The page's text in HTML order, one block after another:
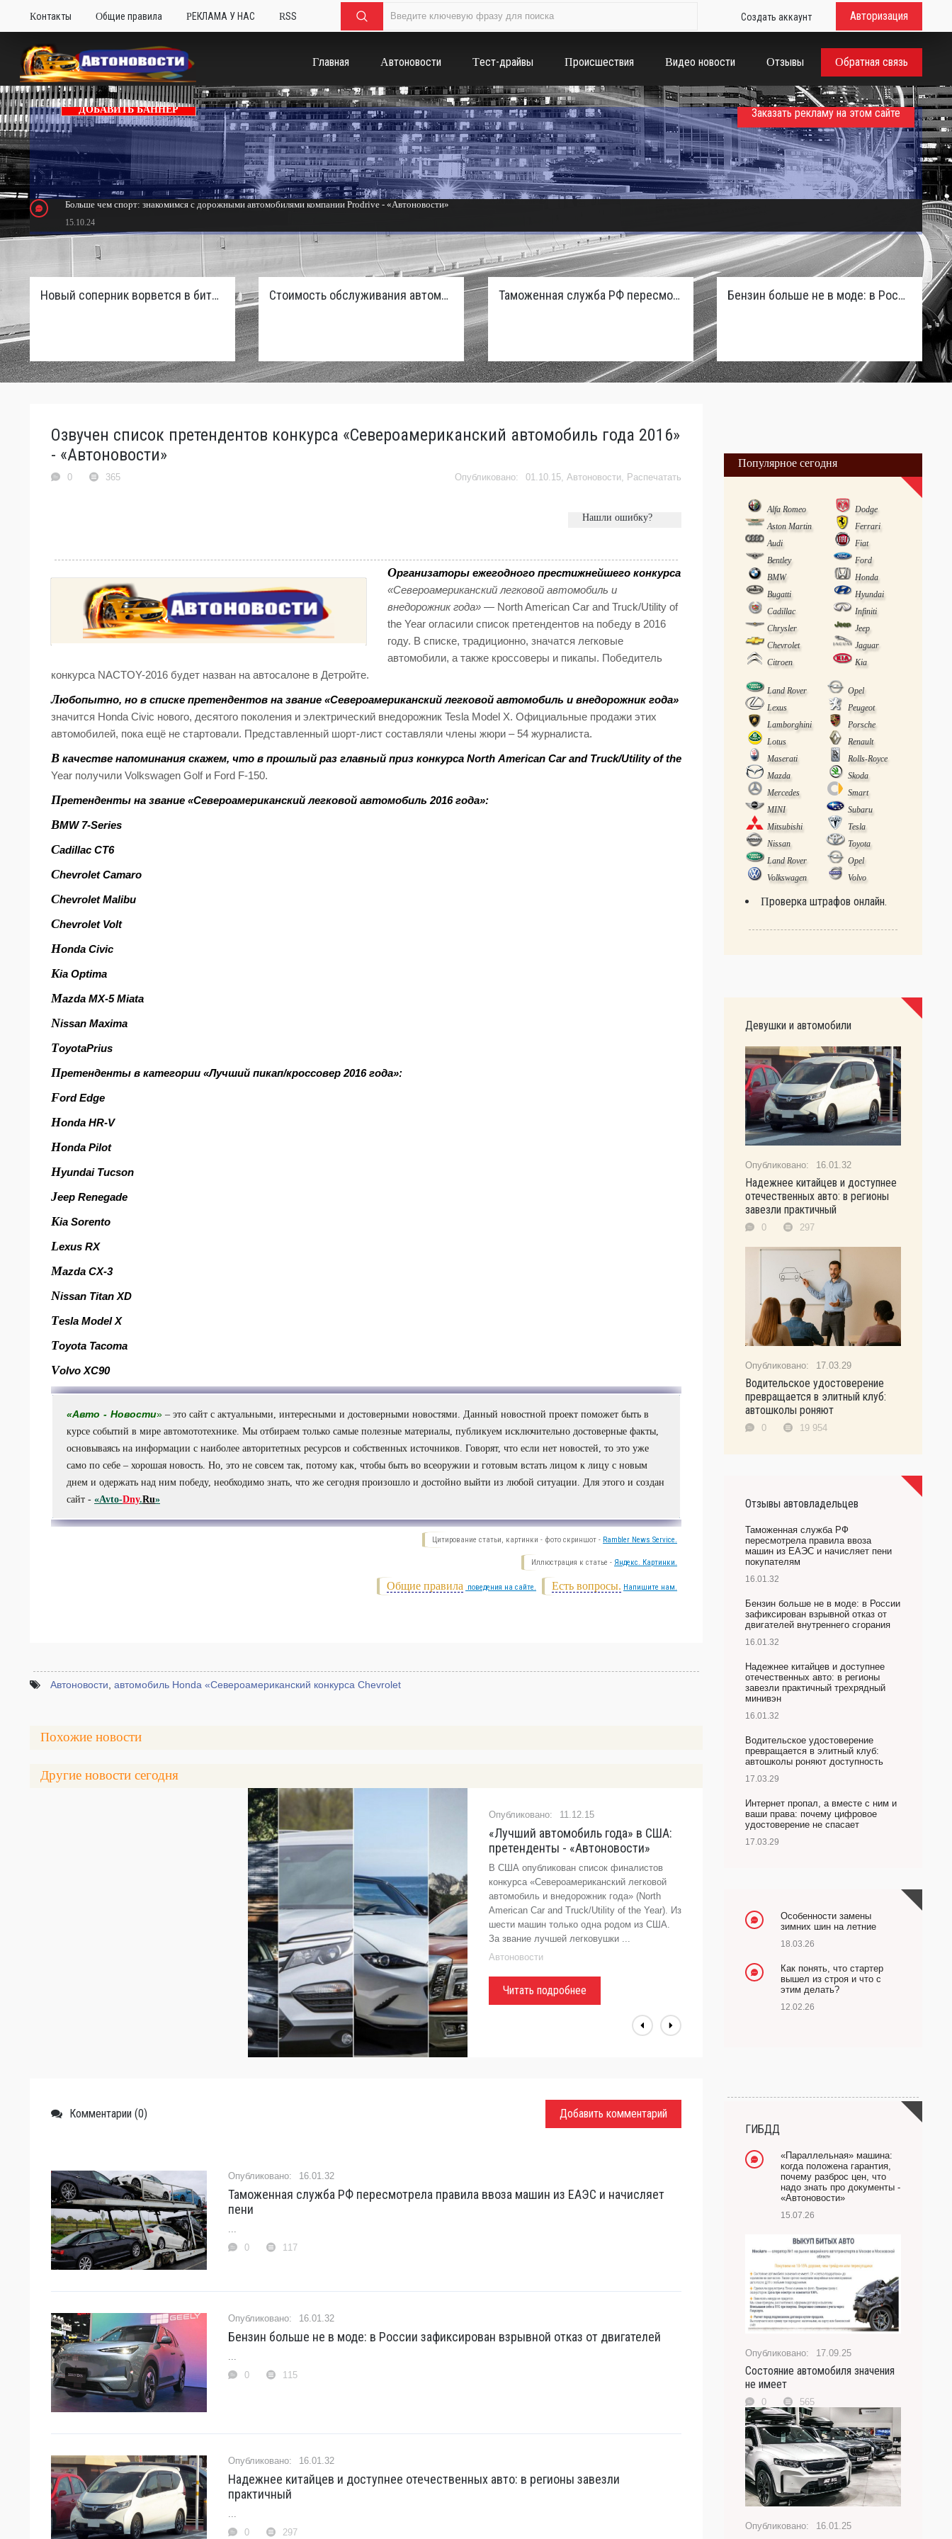
Контакты Общие правила РЕКЛАМА У НАС RSS Создать аккаунт Авторизация
Главная Автоновости Тест-драйвы Происшествия Видео новости Отзывы Обратная связь
ДОБАВИТЬ БАННЕР
Больше чем спорт: знакомимся с дорожными автомобилями компании Prodrive - «Автоновости»
15.10.24
Тюнинг Mitsubishi Eclipse. Самый быстрый передний привод России с бензиновым мотором - «Тюнинг и автоспорт»
Заказать рекламу на этом сайте
Новый соперник ворвется в битву пикапов: Sinotruk S7 с дизелем и 4×4 готовят к старту в России Стоимость обслуживания автомобилей в России вырастет из-за дефицита кадров Таможенная служба РФ пересмотрела правила ввоза машин из ЕАЭС и начисляет пени покупателям Бензин больше не в моде: в России зафиксирован взрывной отказ от двигателей внутреннего сгорания
Озвучен список претендентов конкурса «Североамериканский автомобиль года 2016»
- «Автоновости»
01.10.15, Автоновости, Распечатать
0 365
Нашли ошибку?
Организаторы ежегодного престижнейшего конкурса
«Североамериканский легковой автомобиль и
внедорожник года» — North American Car and Truck/Utility of
the Year огласили список претендентов на победу в 2016
году. В списке, традиционно, значатся легковые
автомобили, а также кроссоверы и пикапы. Победитель
конкурса NACTOY-2016 будет назван на автосалоне в Детройте.
Любопытно, но в списке претендентов на звание «Североамериканский легковой автомобиль и внедорожник года»
значится Honda Civic нового, десятого поколения и электрический внедорожник Tesla Model X. Официальные продажи этих
автомобилей, пока ещё не стартовали. Представленный шорт-лист составляли члены жюри – 54 журналиста.
В качестве напоминания скажем, что в прошлый раз главный приз конкурса North American Car and Truck/Utility of the
Year получили Volkswagen Golf и Ford F-150.
Претенденты на звание «Североамериканский легковой автомобиль 2016 года»:
BMW 7-Series
Cadillac CT6
Chevrolet Camaro
Chevrolet Malibu
Chevrolet Volt
Honda Civic
Kia Optima
Mazda MX-5 Miata
Nissan Maxima
ToyotaPrius
Претенденты в категории «Лучший пикап/кроссовер 2016 года»:
Ford Edge
Honda HR-V
Honda Pilot
Hyundai Tucson
Jeep Renegade
Kia Sorento
Lexus RX
Mazda CX-3
Nissan Titan XD
Tesla Model X
Toyota Tacoma
Volvo XC90
«Авто -Новости» – это сайт с актуальными, интересными и достоверными новостями. Данный новостной проект поможет быть в
курсе событий в мире автомототехнике. Мы отбираем только самые полезные материалы, публикуем исключительно достоверные факты,
основываясь на информации с наиболее авторитетных ресурсов и собственных источников. Говорят, что если нет новостей, то это уже
само по себе – хорошая новость. Но, это не совсем так, потому как, чтобы быть во всеоружии и готовым встать лицом к лицу с новым
днем и одержать над ним победу, необходимо знать, что же сегодня произошло и достойно выйти из любой ситуации. Для этого и создан
сайт - «Avto-Dny.Ru»
Цитирование статьи, картинки - фото скриншот - Rambler News Service.
Иллюстрация к статье - Яндекс. Картинки.
Есть вопросы. Напишите нам.
Общие правила поведения на сайте.
Автоновости автомобиль Honda «Североамериканский конкурса Chevrolet
Похожие новости
Другие новости сегодня
11.12.15
«Лучший автомобиль года» в США:
претенденты - «Автоновости»
В США опубликован список финалистов
конкурса «Североамериканский легковой
автомобиль и внедорожник года» (North
American Car and Truck/Utility of the Year). Из
шести машин только одна родом из США.
За звание лучшей легковушки ...
Автоновости
Читать подробнее
Комментарии (0) Добавить комментарий
16.01.32
Таможенная служба РФ пересмотрела правила ввоза машин из ЕАЭС и начисляет
пени
...
0
117
16.01.32
Бензин больше не в моде: в России зафиксирован взрывной отказ от двигателей
...
0
115
16.01.32
Надежнее китайцев и доступнее отечественных авто: в регионы завезли
практичный
...
0
297
Популярное сегодня
Alfa Romeo
Dodge
Aston Martin
Ferrari
Audi
Fiat
Bentley
Ford
BMW
Honda
Bugatti
Hyundai
Cadillac
Infiniti
Chrysler
Jeep
Chevrolet
Jaguar
Citroen
Kia
Land Rover
Opel
Lexus
Peugeot
Lamborghini
Porsche
Lotus
Renault
Maserati
Rolls-Royce
Mazda
Skoda
Mercedes
Smart
MINI
Subaru
Mitsubishi
Tesla
Nissan
Toyota
Land Rover
Opel
Volkswagen
Volvo
Проверка штрафов онлайн.
Девушки и автомобили
16.01.32
Надежнее китайцев и доступнее
отечественных авто: в регионы
завезли практичный
0 297
17.03.29
Водительское удостоверение
превращается в элитный клуб:
автошколы роняют
0 19 954
Отзывы автовладельцев
Таможенная служба РФ
пересмотрела правила ввоза
машин из ЕАЭС и начисляет пени
покупателям
16.01.32
Бензин больше не в моде: в России
зафиксирован взрывной отказ от
двигателей внутреннего сгорания
16.01.32
Надежнее китайцев и доступнее
отечественных авто: в регионы
завезли практичный трехрядный
минивэн
16.01.32
Водительское удостоверение
превращается в элитный клуб:
автошколы роняют доступность
17.03.29
Интернет пропал, а вместе с ним и
ваши права: почему цифровое
удостоверение не спасает
17.03.29
Особенности замены
зимних шин на летние
18.03.26
Как понять, что стартер
вышел из строя и что с
этим делать?
12.02.26
ГИБДД
«Параллельная» машина:
когда положена гарантия,
почему разброс цен, что
надо знать про документы -
«Автоновости»
15.07.26
17.09.25
Состояние автомобиля значения
не имеет
0 565
16.01.25